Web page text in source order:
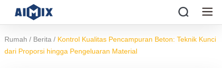
Rumah / Berita / Kontrol Kualitas Pencampuran Beton: Teknik Kunci
dari Proporsi hingga Pengeluaran Material